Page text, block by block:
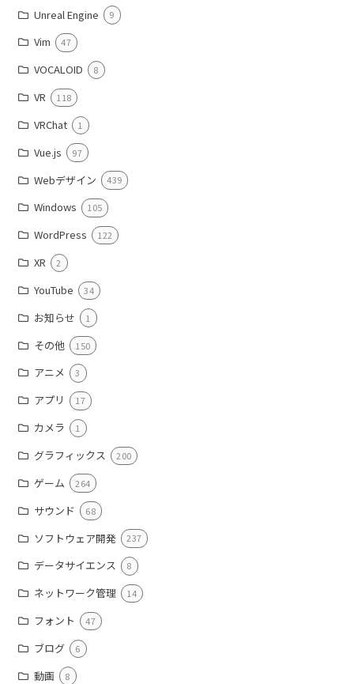
Unreal Engine 9
Vim 47
VOCALOID 8
VR 118
VRChat 1
Vue.js 97
Webデザイン 439
Windows 105
WordPress 122
XR 2
YouTube 34
お知らせ 1
その他 150
アニメ 3
アプリ 17
カメラ 1
グラフィックス 200
ゲーム 264
サウンド 68
ソフトウェア開発 237
データサイエンス 8
ネットワーク管理 14
フォント 47
ブログ 6
動画 8